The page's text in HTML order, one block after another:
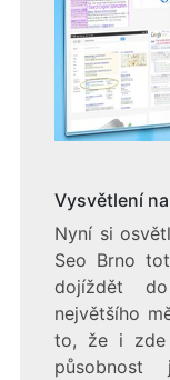
Vysvětlení
Nyní si
Seo Brno
dojíždět
největšího
to, že i zde